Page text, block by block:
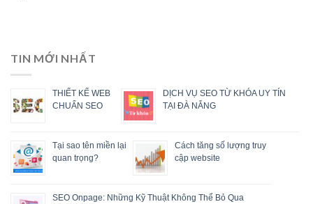
TIN MỚI NHẤT
THIẾT KẾ WEB
CHUẨN SEO
DỊCH VỤ SEO TỪ KHÓA UY TÍN
TẠI ĐÀ NẴNG
Tại sao tên miền lại
quan trọng?
Cách tăng số lượng truy
cập website
SEO Onpage: Những Kỹ Thuật Không Thể Bỏ Qua